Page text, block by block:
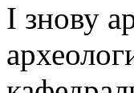
І знову